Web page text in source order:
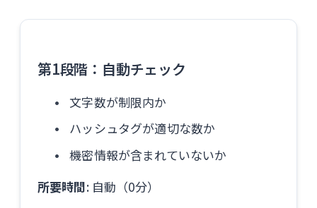
第1段階：自動チェック
文字数が制限内か
ハッシュタグが適切な数か
機密情報が含まれていないか
所要時間: 自動（0分）